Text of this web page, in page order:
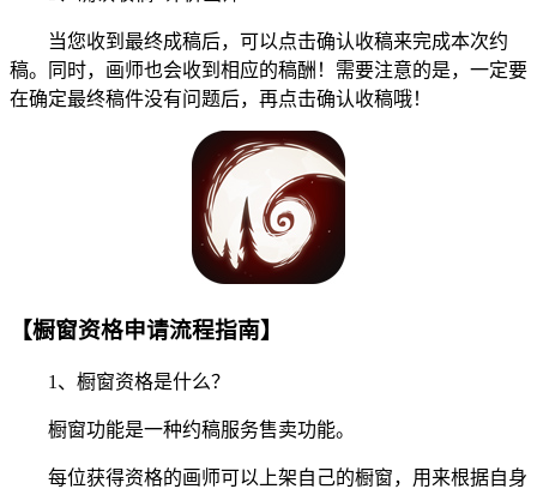
当您收到最终成稿后，可以点击确认收稿来完成本次约
稿。同时，画师也会收到相应的稿酬！需要注意的是，一定要
在确定最终稿件没有问题后，再点击确认收稿哦！
【橱窗资格申请流程指南】
1、橱窗资格是什么？
橱窗功能是一种约稿服务售卖功能。
每位获得资格的画师可以上架自己的橱窗，用来根据自身